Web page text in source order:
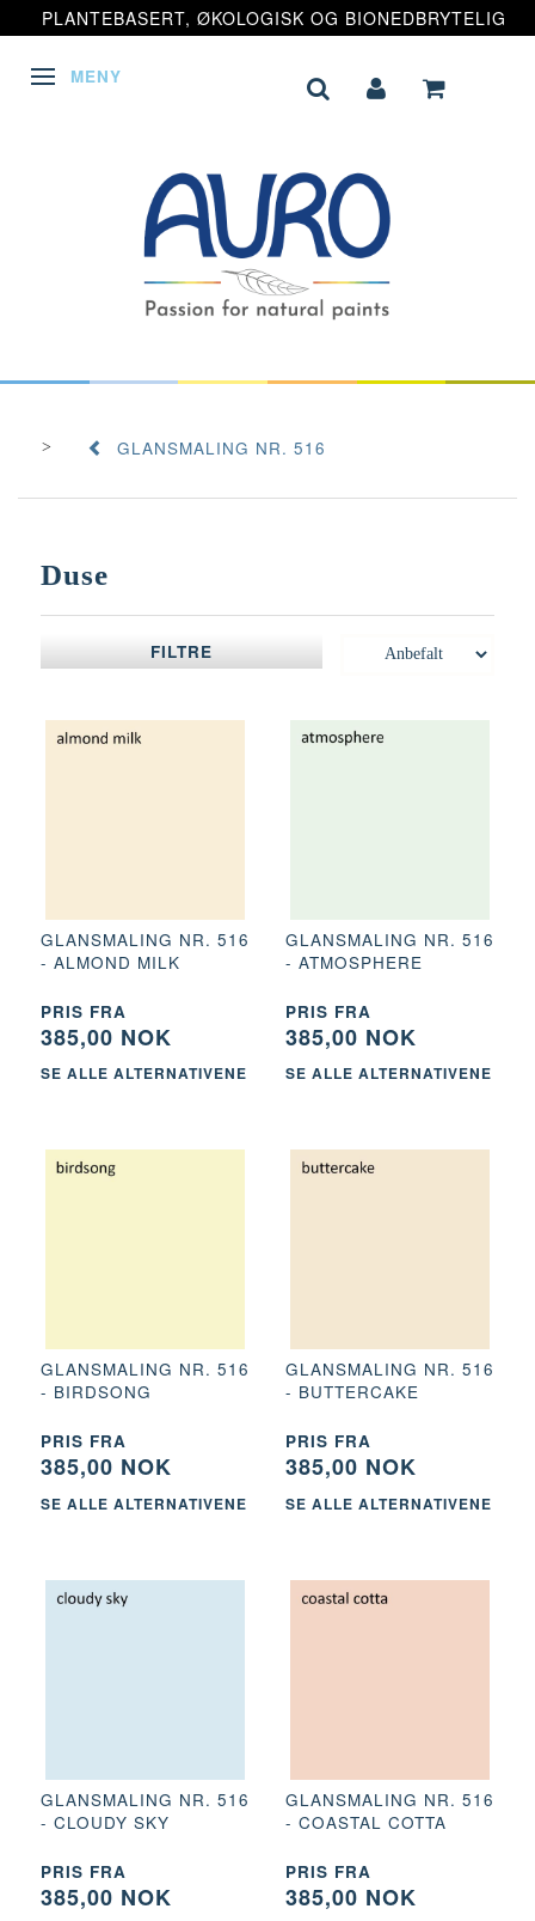
PLANTEBASERT, ØKOLOGISK OG BIONEDBRYTELIG
VEKSLE NAVIGASJON
MENY
GLANSMALING NR. 516
Duse
FILTRE
GLANSMALING NR. 516
- ALMOND MILK
PRIS FRA
385,00 NOK
SE ALLE ALTERNATIVENE
GLANSMALING NR. 516
- ATMOSPHERE
PRIS FRA
385,00 NOK
SE ALLE ALTERNATIVENE
GLANSMALING NR. 516
- BIRDSONG
PRIS FRA
385,00 NOK
SE ALLE ALTERNATIVENE
GLANSMALING NR. 516
- BUTTERCAKE
PRIS FRA
385,00 NOK
SE ALLE ALTERNATIVENE
GLANSMALING NR. 516
- CLOUDY SKY
PRIS FRA
385,00 NOK
GLANSMALING NR. 516
- COASTAL COTTA
PRIS FRA
385,00 NOK